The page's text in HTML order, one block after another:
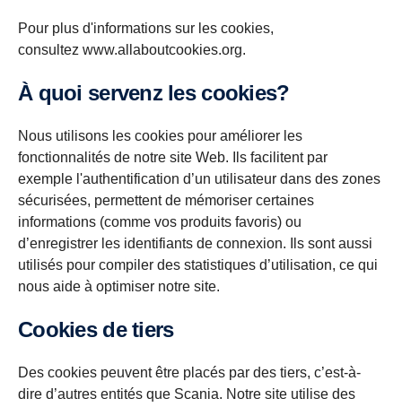
Pour plus d'informations sur les cookies,
consultez www.allaboutcookies.org.
À quoi servenz les cookies?
Nous utilisons les cookies pour améliorer les
fonctionnalités de notre site Web. Ils facilitent par
exemple l'authentification d’un utilisateur dans des zones
sécurisées, permettent de mémoriser certaines
informations (comme vos produits favoris) ou
d’enregistrer les identifiants de connexion. Ils sont aussi
utilisés pour compiler des statistiques d’utilisation, ce qui
nous aide à optimiser notre site.
Cookies de tiers
Des cookies peuvent être placés par des tiers, c’est-à-
dire d’autres entités que Scania. Notre site utilise des